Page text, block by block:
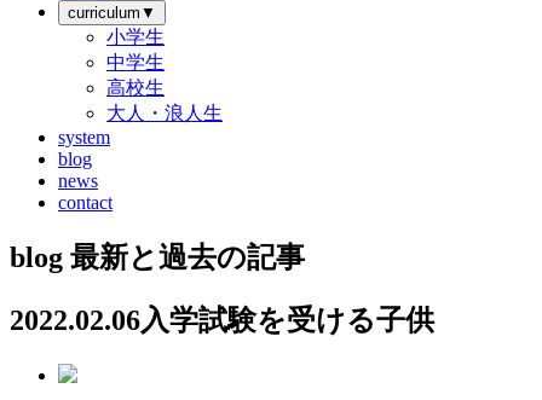
curriculum ▼
小学生
中学生
高校生
大人・浪人生
system
blog
news
contact
blog 最新と過去の記事
2022.02.06入学試験を受ける子供